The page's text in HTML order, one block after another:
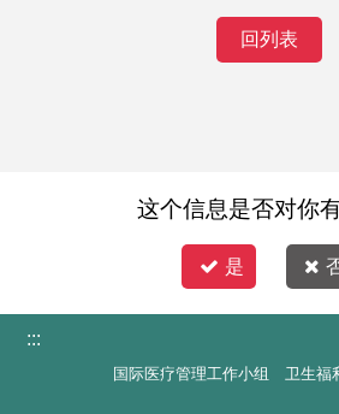
回列表
这个信息是否对你
是
:::
国际医疗管理工作小组 卫生福